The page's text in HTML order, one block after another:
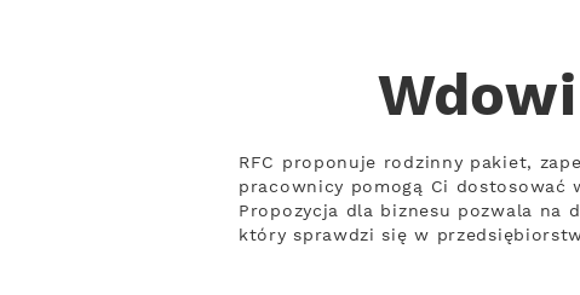
RFC proponuje rodzinny pakiet,
pracownicy pomogą Ci
Propozycja dla biznesu pozwala
który sprawdzi się w